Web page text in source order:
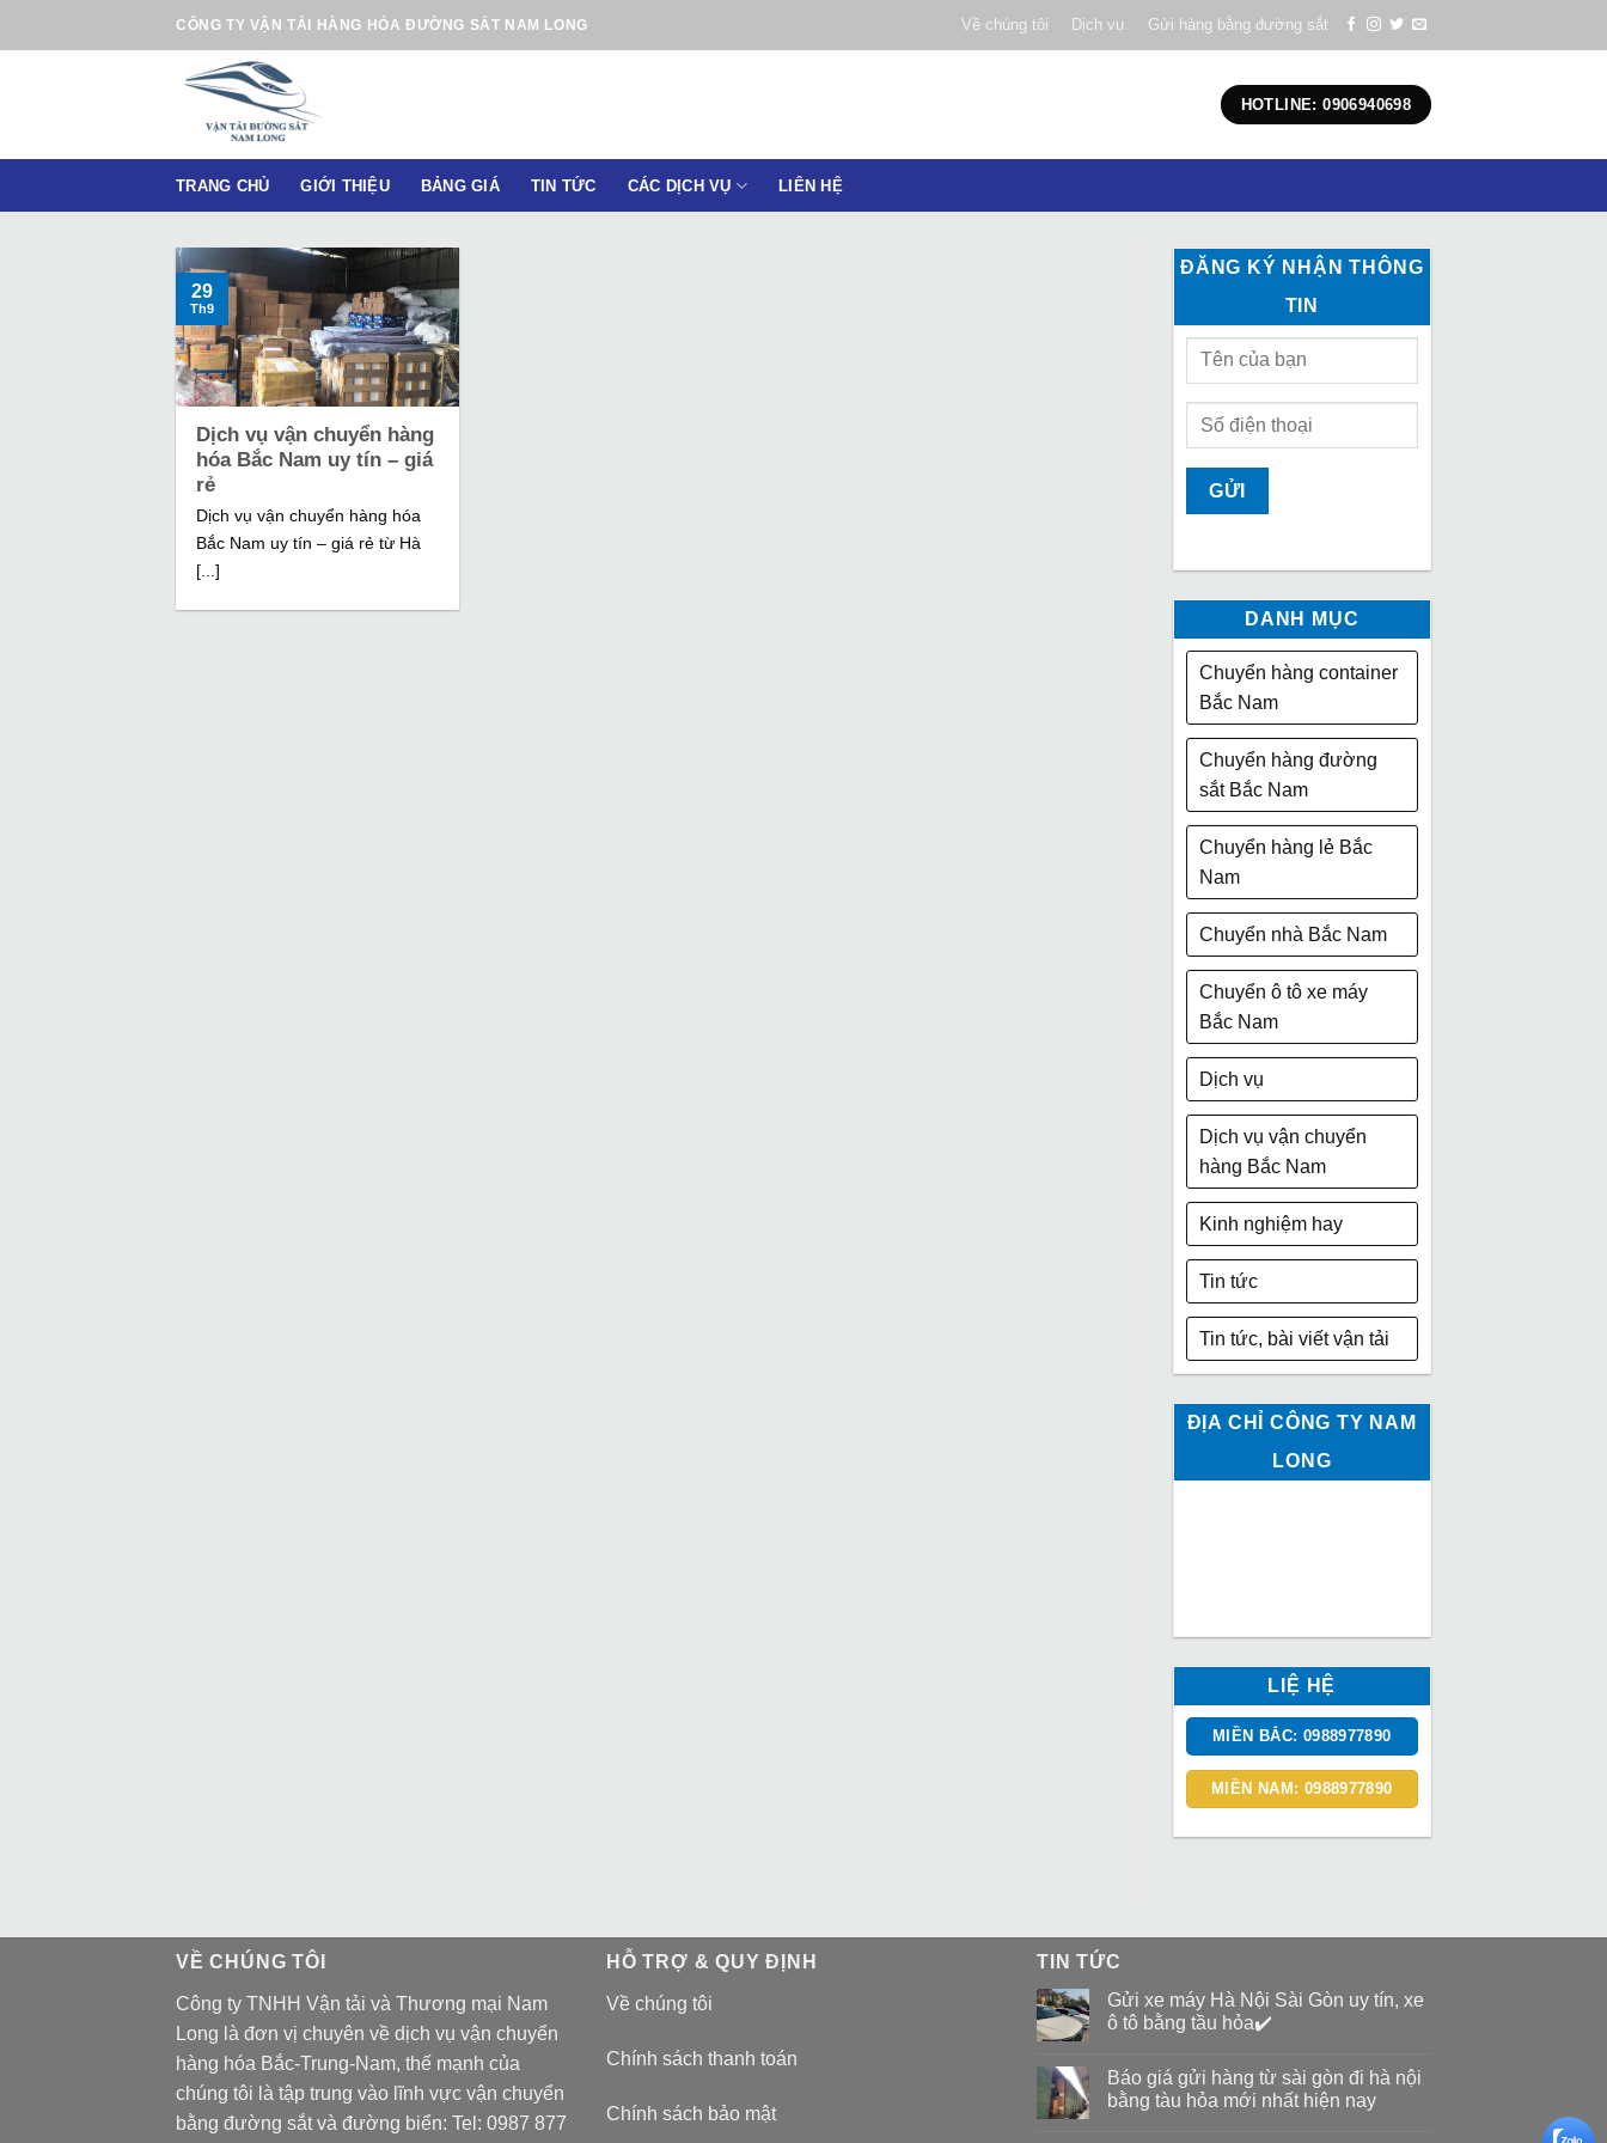
n
CÔNG TY VẬN TẢI HÀNG HÓA ĐƯỜNG SẮT NAM LONG Về chúng tôi Dịch vụ Gửi hàng bằng đường sắt
HOTLINE: 0906940698
TRANG CHỦ GIỚI THIỆU BẢNG GIÁ TIN TỨC CÁC DỊCH VỤ LIÊN HỆ
Dịch vụ vận chuyển hàng
hóa Bắc Nam uy tín – giá
rẻ
Dịch vụ vận chuyển hàng hóa
Bắc Nam uy tín – giá rẻ từ Hà
[...]
29
Th9
ĐĂNG KÝ NHẬN THÔNG
TIN
DANH MỤC
Chuyển hàng container
Bắc Nam
Chuyển hàng đường
sắt Bắc Nam
Chuyển hàng lẻ Bắc
Nam
Chuyển nhà Bắc Nam
Chuyển ô tô xe máy
Bắc Nam
Dịch vụ
Dịch vụ vận chuyển
hàng Bắc Nam
Kinh nghiệm hay
Tin tức
Tin tức, bài viết vận tải
ĐỊA CHỈ CÔNG TY NAM
LONG
LIỆ HỆ
MIỀN BẮC: 0988977890
MIỀN NAM: 0988977890
VỀ CHÚNG TÔI
Công ty TNHH Vận tải và Thương mại Nam
Long là đơn vị chuyên về dịch vụ vận chuyển
hàng hóa Bắc-Trung-Nam, thế mạnh của
chúng tôi là tập trung vào lĩnh vực vận chuyển
bằng đường sắt và đường biển: Tel: 0987 877
HỖ TRỢ & QUY ĐỊNH
Về chúng tôi
Chính sách thanh toán
Chính sách bảo mật
TIN TỨC
Gửi xe máy Hà Nội Sài Gòn uy tín, xe
ô tô bằng tầu hỏa✔️
Báo giá gửi hàng từ sài gòn đi hà nội
bằng tàu hỏa mới nhất hiện nay